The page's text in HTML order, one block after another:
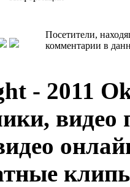
Посетители,
комментарии в
- 2011
видео